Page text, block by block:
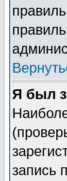
Я был
запись